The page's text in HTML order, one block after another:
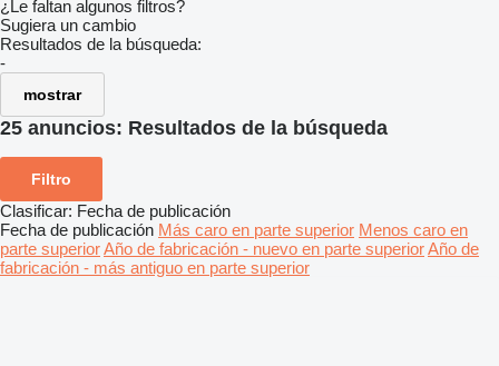
¿Le faltan algunos filtros?
Sugiera un cambio
Resultados de la búsqueda:
-
mostrar
25 anuncios: Resultados de la búsqueda
Filtro
Clasificar: Fecha de publicación
Fecha de publicación Más caro en parte superior Menos caro en
parte superiorAño de fabricación - nuevo en parte superiorAño de
fabricación - más antiguo en parte superior